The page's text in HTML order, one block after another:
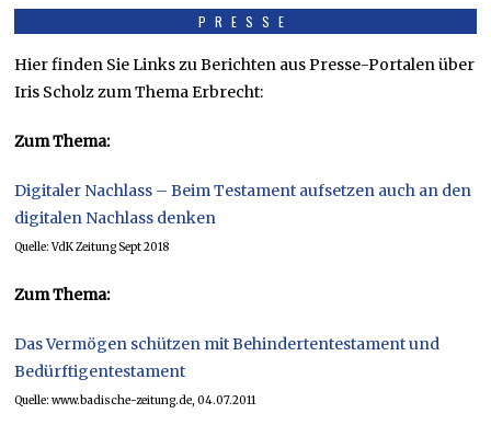
PRESSE
Hier finden Sie Links zu Berichten aus Presse-Portalen über
Iris Scholz zum Thema Erbrecht:
Zum Thema:
Digitaler Nachlass – Beim Testament aufsetzen auch an den
digitalen Nachlass denken
Quelle: VdK Zeitung Sept 2018
Zum Thema:
Das Vermögen schützen mit Behindertentestament und
Bedürftigentestament
Quelle: www.badische-zeitung.de, 04.07.2011